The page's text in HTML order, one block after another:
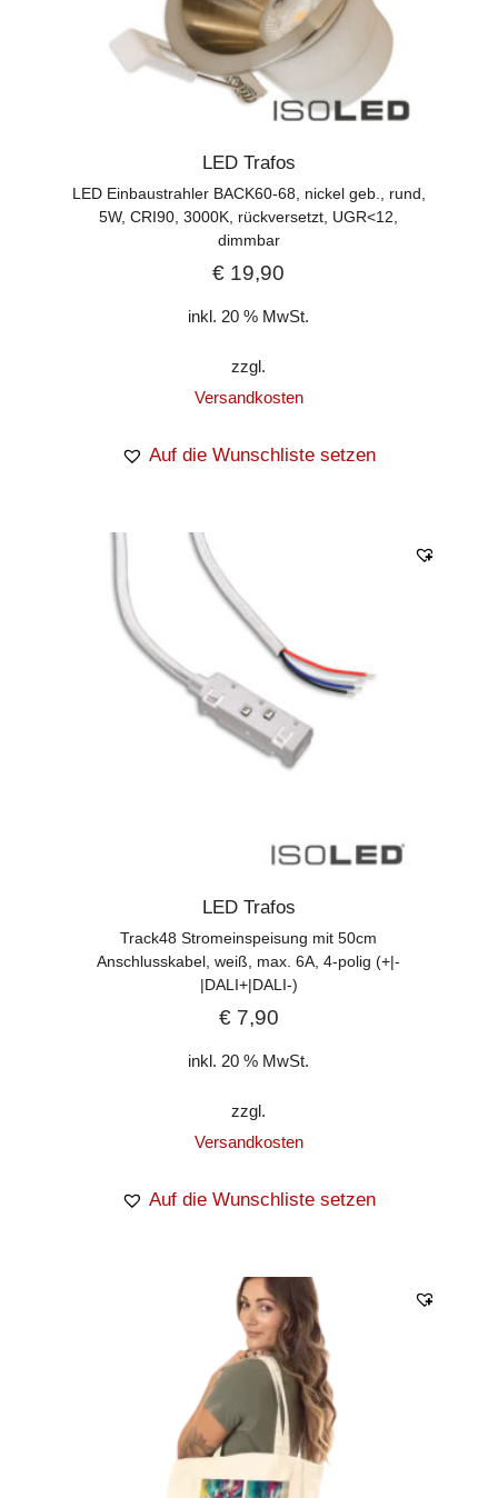
LED Trafos
LED Einbaustrahler BACK60-68, nickel geb., rund,
5W, CRI90, 3000K, rückversetzt, UGR<12,
dimmbar
€ 19,90
inkl. 20 % MwSt.
zzgl.
Versandkosten
Auf die Wunschliste setzen
LED Trafos
Track48 Stromeinspeisung mit 50cm
Anschlusskabel, weiß, max. 6A, 4-polig (+|-
|DALI+|DALI-)
€7,90
inkl. 20 % MwSt.
zzgl.
Versandkosten
Auf die Wunschliste setzen